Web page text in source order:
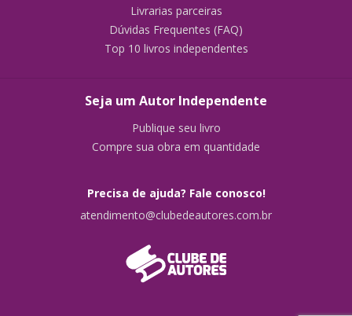
Livrarias parceiras
Dúvidas Frequentes (FAQ)
Top 10 livros independentes
Seja um Autor Independente
Publique seu livro
Compre sua obra em quantidade
Precisa de ajuda? Fale conosco!
atendimento@clubedeautores.com.br